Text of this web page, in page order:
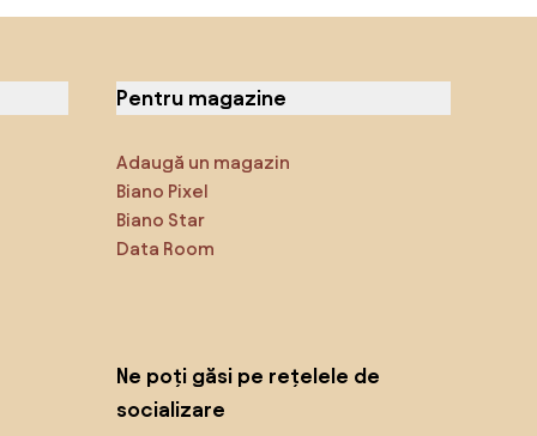
Pentru magazine
Adaugă un magazin
Biano Pixel
Biano Star
Data Room
Ne poți găsi pe rețelele de
socializare